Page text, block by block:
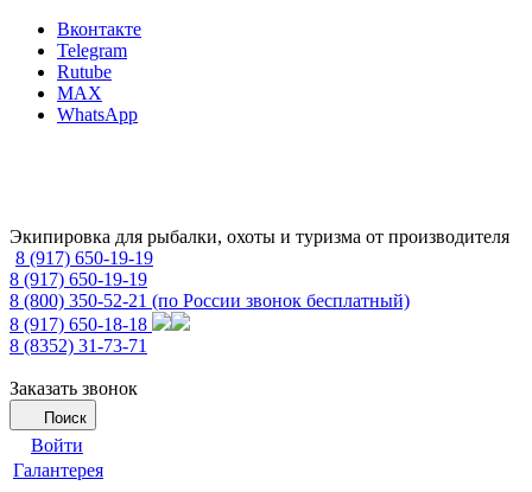
Вконтакте
Telegram
Rutube
MAX
WhatsApp
Экипировка для рыбалки, охоты и туризма от производителя
8 (917) 650-19-19
8 (917) 650-19-19
8 (800) 350-52-21 (по России звонок бесплатный)
8 (917) 650-18-18
8 (8352) 31-73-71
Заказать звонок
Поиск
Войти
Галантерея